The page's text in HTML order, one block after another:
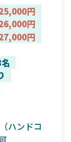
円
円
円
ハンドコ